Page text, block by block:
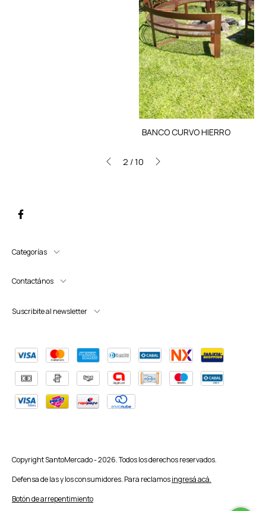
BANCO CURVO HIERRO
2 /10
Categorías
Contactános
Suscribite al newsletter
Copyright SantoMercado - 2026. Todos los derechos reservados.
Defensa de las y los consumidores. Para reclamosingresá acá.
Botón de arrepentimiento